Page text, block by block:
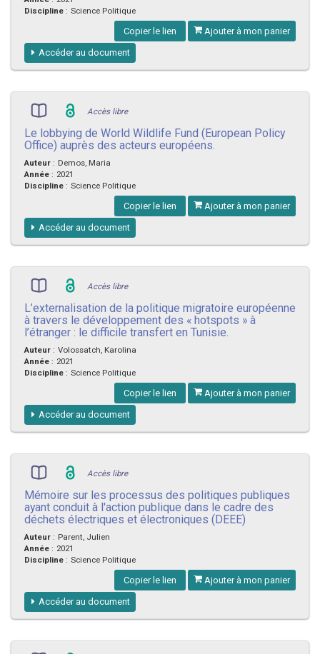
Discipline : Science Politique
Copier le lien Ajouter à mon panier
Accéder au document
Accès libre
Le lobbying de World Wildlife Fund (European Policy
Office) auprès des acteurs européens.
Auteur : Demos, Maria
Année : 2021
Discipline : Science Politique
Copier le lien Ajouter à mon panier
Accéder au document
Accès libre
L’externalisation de la politique migratoire européenne
à travers le développement des « hotspots » à
l’étranger : le difficile transfert en Tunisie.
Auteur : Volossatch, Karolina
Année : 2021
Discipline : Science Politique
Copier le lien Ajouter à mon panier
Accéder au document
Accès libre
Mémoire sur les processus des politiques publiques
ayant conduit à l'action publique dans le cadre des
déchets électriques et électroniques (DEEE)
Auteur : Parent, Julien
Année : 2021
Discipline : Science Politique
Copier le lien Ajouter à mon panier
Accéder au document